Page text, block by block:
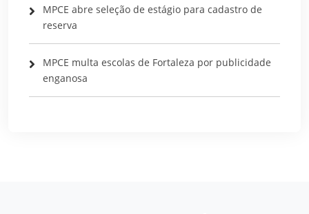
MPCE abre seleção de estágio para cadastro de
reserva
MPCE multa escolas de Fortaleza por publicidade
enganosa